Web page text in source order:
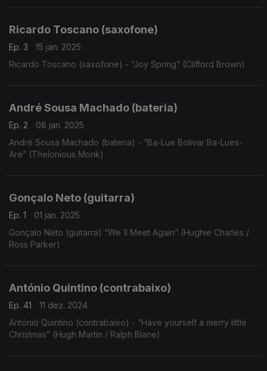
Ricardo Toscano (saxofone)
Ep. 3
15 jan. 2025
Ricardo Toscano (saxofone) - “Joy Spring” (Clifford Brown)
André Sousa Machado (bateria)
Ep. 2
08 jan. 2025
André Sousa Machado (bateria) - “Ba-Lue Bolivar Ba-Lues-
Are” (Thelonious Monk)
Gonçalo Neto (guitarra)
Ep. 1
01 jan. 2025
Gonçalo Neto (guitarra) “We´ll Meet Again” (Hughie Charles /
Ross Parker)
António Quintino (contrabaixo)
Ep. 41
11 dez. 2024
António Quintino (contrabaixo) - “Have yourself a merry little
Christmas” (Hugh Martin / Ralph Blane)